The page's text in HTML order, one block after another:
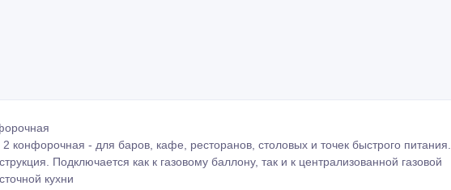
конфорочная - для баров, кафе, ресторанов, столовых и точек быстрого питания.
Подключается как к газовому баллону, так и к централизованной газовой
кухни